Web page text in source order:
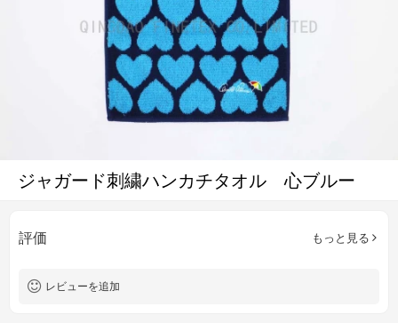
ジャガード刺繍ハンカチタオル 心ブルー
評価 もっと見る
レビューを追加